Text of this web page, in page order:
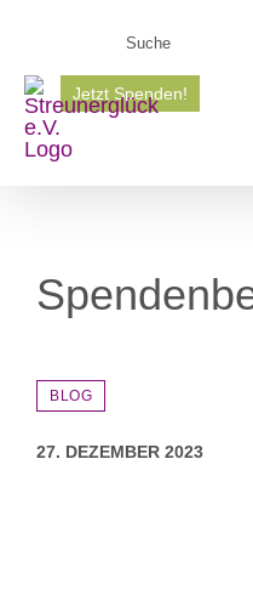
springen
Jetzt Spenden!
BLOG
27. DEZEMBER 2023